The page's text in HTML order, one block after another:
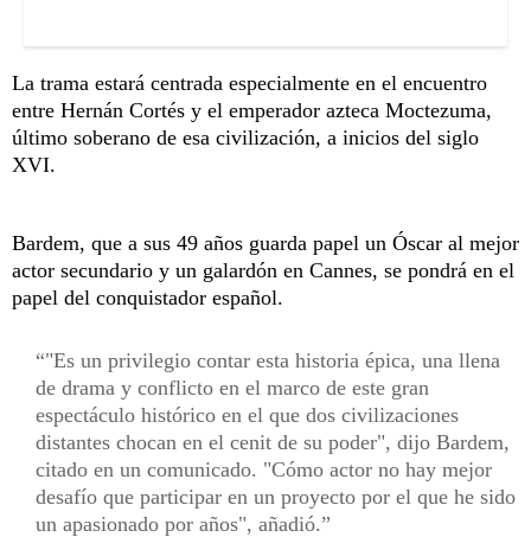
La trama estará centrada especialmente en el encuentro
entre Hernán Cortés y el emperador azteca Moctezuma,
último soberano de esa civilización, a inicios del siglo
XVI.
Bardem, que a sus 49 años guarda papel un Óscar al mejor
actor secundario y un galardón en Cannes, se pondrá en el
papel del conquistador español.
"Es un privilegio contar esta historia épica, una llena
de drama y conflicto en el marco de este gran
espectáculo histórico en el que dos civilizaciones
distantes chocan en el cenit de su poder", dijo Bardem,
citado en un comunicado. "Cómo actor no hay mejor
desafío que participar en un proyecto por el que he sido
un apasionado por años", añadió.